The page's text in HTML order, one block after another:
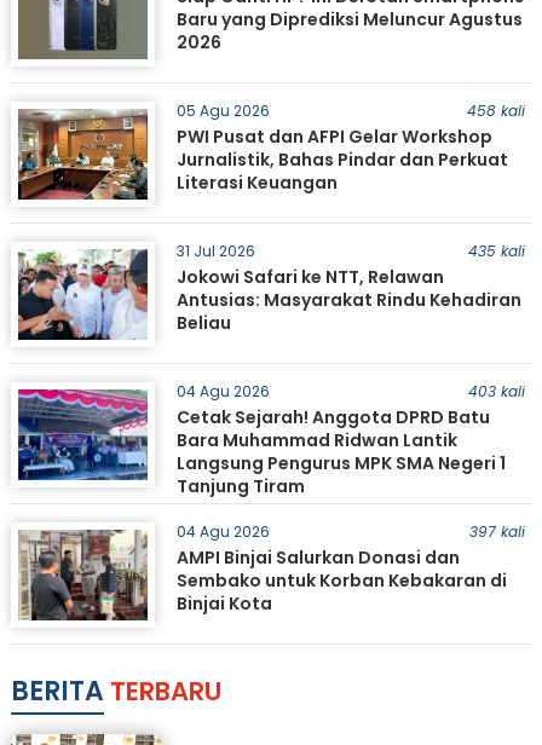
Baru yang Diprediksi Meluncur Agustus
2026
05 Agu 2026 458 kali
PWI Pusat dan AFPI Gelar Workshop
Jurnalistik, Bahas Pindar dan Perkuat
Literasi Keuangan
31 Jul 2026 435 kali
Jokowi Safari ke NTT, Relawan
Antusias: Masyarakat Rindu Kehadiran
Beliau
04 Agu 2026 403 kali
Cetak Sejarah! Anggota DPRD Batu
Bara Muhammad Ridwan Lantik
Langsung Pengurus MPK SMA Negeri 1
Tanjung Tiram
04 Agu 2026 397 kali
AMPI Binjai Salurkan Donasi dan
Sembako untuk Korban Kebakaran di
Binjai Kota
BERITA TERBARU